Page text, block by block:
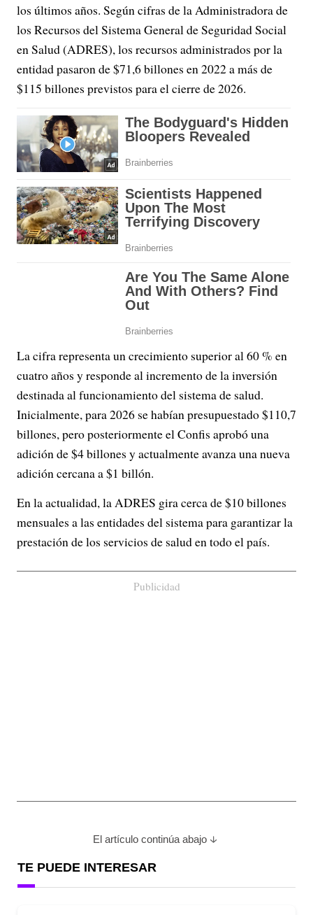
los últimos años. Según cifras de la Administradora de
los Recursos del Sistema General de Seguridad Social
en Salud (ADRES), los recursos administrados por la
entidad pasaron de $71,6 billones en 2022 a más de
$115 billones previstos para el cierre de 2026.
La cifra representa un crecimiento superior al 60 % en
cuatro años y responde al incremento de la inversión
destinada al funcionamiento del sistema de salud.
Inicialmente, para 2026 se habían presupuestado $110,7
billones, pero posteriormente el Confis aprobó una
adición de $4 billones y actualmente avanza una nueva
adición cercana a $1 billón.
En la actualidad, la ADRES gira cerca de $10 billones
mensuales a las entidades del sistema para garantizar la
prestación de los servicios de salud en todo el país.
Publicidad
El artículo continúa abajo
TE PUEDE INTERESAR